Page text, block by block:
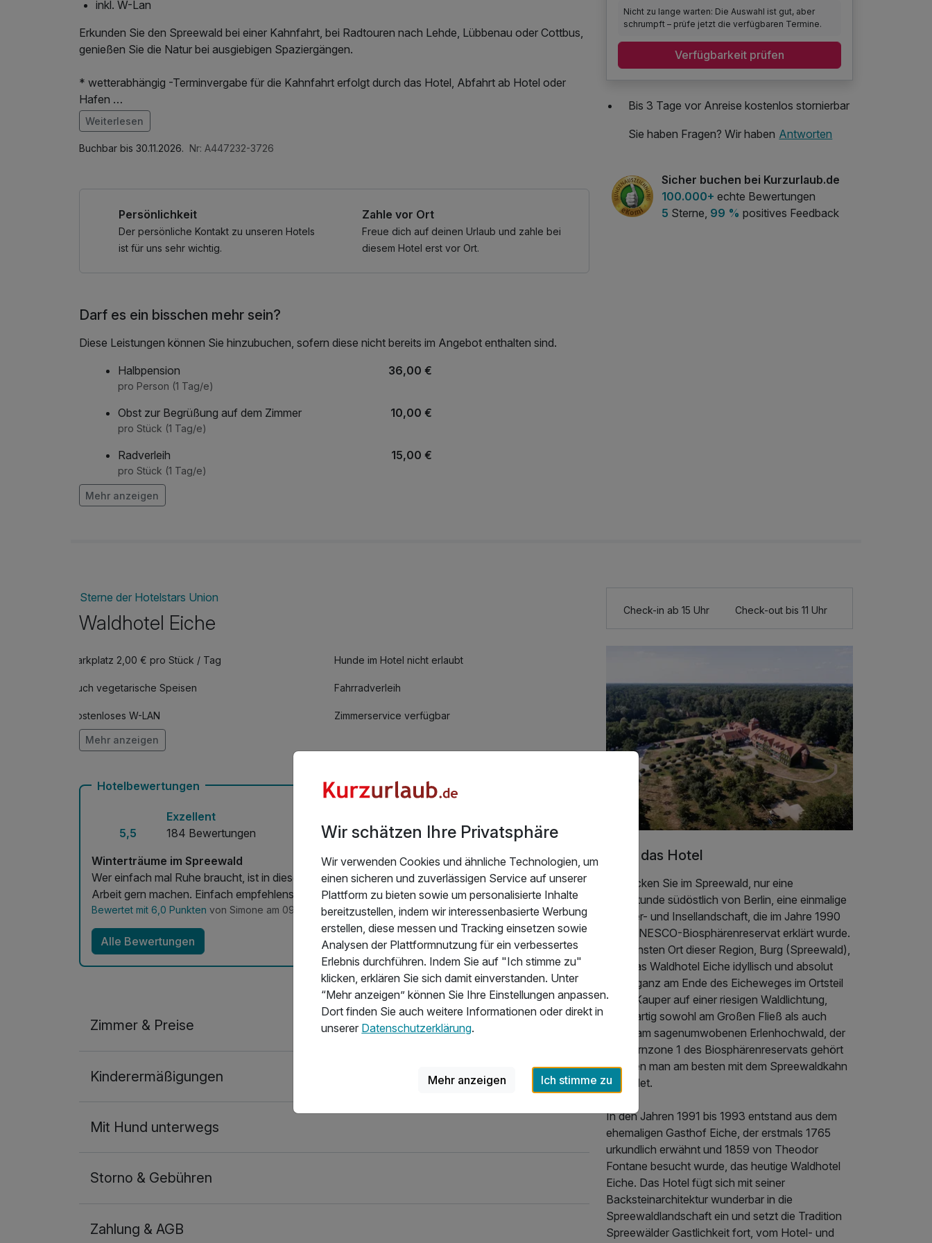
inkl. W-Lan
Erkunden Sie den Spreewald bei einer Kahnfahrt, bei Radtouren nach Lehde, Lübbenau oder Cottbus,
genießen Sie die Natur bei ausgiebigen Spaziergängen.
* wetterabhängig -Terminvergabe für die Kahnfahrt erfolgt durch das Hotel, Abfahrt ab Hotel oder
Hafen
Waldschlößchen
- zzgl. der ortsüblichen Kurtaxe von EUR 2,00 pro Erwachsenem und Tag
- zzgl. Parkplatzgebühren EUR 2,00 pro Fahrzeug/Tag
Im Angebot enthalten
Nutzung des Fitnessbereichs, W-LAN Nutzung / Internetnutzung
Weiterlesen
Buchbar bis 30.11.2026. Nr: A447232-3726
Persönlichkeit
Der persönliche Kontakt zu unseren Hotels
ist für uns sehr wichtig.
Zahle vor Ort
Freue dich auf deinen Urlaub und zahle bei
diesem Hotel erst vor Ort.
Darf es ein bisschen mehr sein?
Diese Leistungen können Sie hinzubuchen, sofern diese nicht bereits im Angebot enthalten sind.
Halbpension
36,00 €
pro Person (1 Tag/e)
Obst zur Begrüßung auf dem Zimmer 10,00 €
pro Stück (1 Tag/e)
Radverleih 15,00 €
pro Stück (1 Tag/e)
Mehr anzeigen
Nicht zu lange warten: Die Auswahl ist gut, aber
schrumpft – prüfe jetzt die verfügbaren Termine.
Verfügbarkeit prüfen
Bis 3 Tage vor Anreise kostenlos stornierbar
Sie haben Fragen? Wir haben Antworten
Sicher buchen bei Kurzurlaub.de
100.000+ echte Bewertungen
5 Sterne, 99 % positives Feedback
Sterne der Hotelstars Union
Waldhotel Eiche
Parkplatz 2,00 € pro Stück / Tag Hunde im Hotel nicht erlaubt
Auch vegetarische Speisen Fahrradverleih
Kostenloses W-LAN Zimmerservice verfügbar
Mit Hotelbar
Mehr anzeigen
Hotelbewertungen
5,5
Exzellent
184 Bewertungen
Winterträume im Spreewald
Wer einfach mal Ruhe braucht, ist in diesem Hotel genau richtig. Super nettes Personal, die ihre
Arbeit gern machen. Einfach empfehlenswert
Bewertet mit 6,0 Punkten von Simone am 09.03.2025
Alle Bewertungen
Zimmer & Preise
2 Erwachsene
Kinderermäßigungen
Mit Hund unterwegs
Storno & Gebühren
Zahlung & AGB
Check-in ab 15 Uhr Check-out bis 11 Uhr
Über das Hotel
Entdecken Sie im Spreewald, nur eine
Autostunde südöstlich von Berlin, eine einmalige
Wasser- und Insellandschaft, die im Jahre 1990
zum UNESCO-Biosphärenreservat erklärt wurde.
Im grünsten Ort dieser Region, Burg (Spreewald),
liegt das Waldhotel Eiche idyllisch und absolut
ruhig, ganz am Ende des Eicheweges im Ortsteil
Burg-Kauper auf einer riesigen Waldlichtung,
einzigartig sowohl am Großen Fließ als auch
direkt am sagenumwobenen Erlenhochwald, der
zur Kernzone 1 des Biosphärenreservats gehört
und den man am besten mit dem Spreewaldkahn
erkundet.
In den Jahren 1991 bis 1993 entstand aus dem
ehemaligen Gasthof Eiche, der erstmals 1765
urkundlich erwähnt und 1859 von Theodor
Fontane besucht wurde, das heutige Waldhotel
Eiche. Das Hotel fügt sich mit seiner
Backsteinarchitektur wunderbar in die
Spreewaldlandschaft ein und setzt die Tradition
Spreewälder Gastlichkeit fort, vom Hotel- und
Wir schätzen Ihre Privatsphäre
Wir verwenden Cookies und ähnliche Technologien, um
einen sicheren und zuverlässigen Service auf unserer
Plattform zu bieten sowie um personalisierte Inhalte
bereitzustellen, indem wir interessenbasierte Werbung
erstellen, diese messen und Tracking einsetzen sowie
Analysen der Plattformnutzung für ein verbessertes
Erlebnis durchführen. Indem Sie auf "Ich stimme zu"
klicken, erklären Sie sich damit einverstanden. Unter
“Mehr anzeigen” können Sie Ihre Einstellungen anpassen.
Dort finden Sie auch weitere Informationen oder direkt in
unserer Datenschutzerklärung.
Mehr anzeigen Ich stimme zu